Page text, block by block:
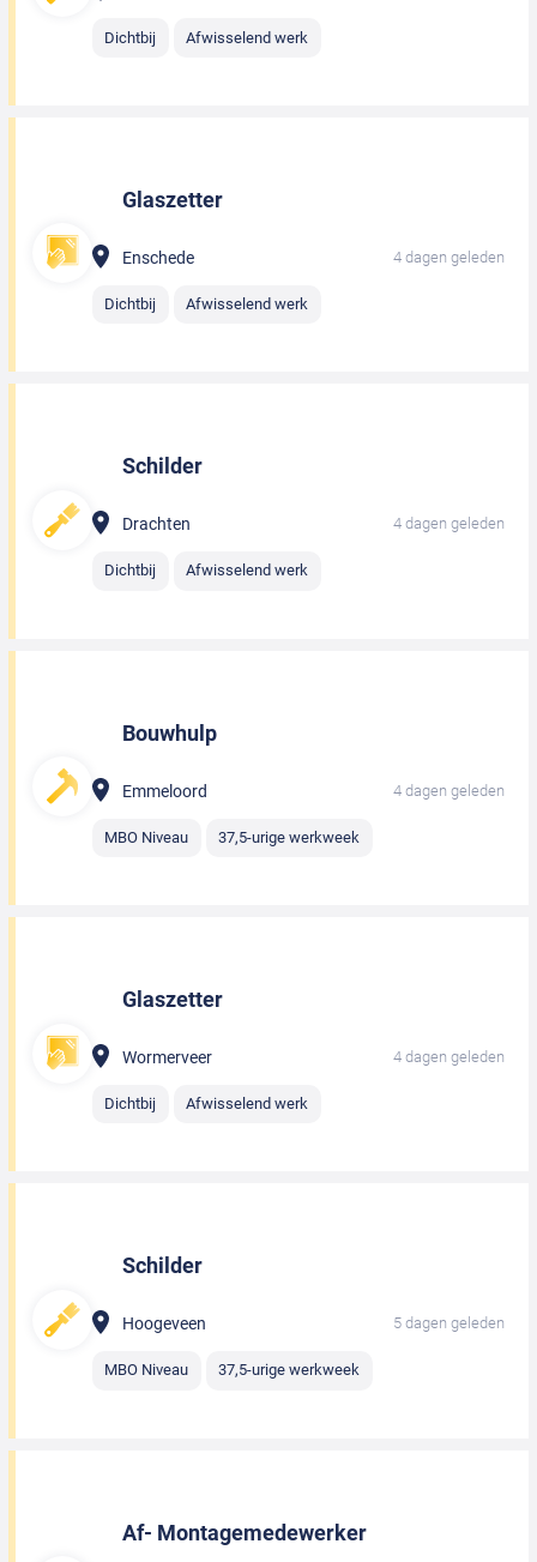
Dichtbij Afwisselend werk
Glaszetter
Enschede 4 dagen geleden
Dichtbij Afwisselend werk
Schilder
Drachten 4 dagen geleden
Dichtbij Afwisselend werk
Bouwhulp
Emmeloord 4 dagen geleden
MBO Niveau 37,5-urige werkweek
Glaszetter
Wormerveer 4 dagen geleden
Dichtbij Afwisselend werk
Schilder
Hoogeveen 5 dagen geleden
MBO Niveau 37,5-urige werkweek
Af- Montagemedewerker